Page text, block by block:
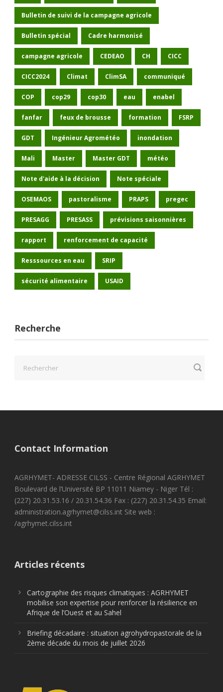
Bulletin de suivi de la campagne agricole
Bulletin spécial Cadre harmonisé
campagne agricole CEDEAO CH CICC
CICC2024 Climat ClimSA communiqué
COP cop29 cop30 eau enabel
fanfar feux de brousse formation FSRP
GDT Ingénieur Agrométéo inondation
Mali Master Master GDT météo
Note d'aide à la décision Note spéciale
OSEMAOS pastoralisme PRAPS pregec
PRESAGG PRESASS prévisions saisonnières
rapport renforcement de capacité
Resssources en eau SRIP
sécurité alimentaire USAID
Recherche
Contact Information
AGRHYMET- ADRESSE CILSS - Centre Régional AGRHYMET
Boulevard de l’Université BP 11011 Niamey - Niger Tél :
(227) 20.31.53.16 / 20.31.54.36 Fax : (227) 20.31.54.35 Email:
administration.agrhymet@cilss.int Site web :
/agrhymet.cilss.int
Articles récents
Cartographie des risques climatiques : AGRHYMET
mobilise son expertise pour renforcer la résilience en
Afrique de l’Ouest et au Sahel
Briefing décadaire : situation agrohydropastorale de la
2ème décade du mois de juillet 2026